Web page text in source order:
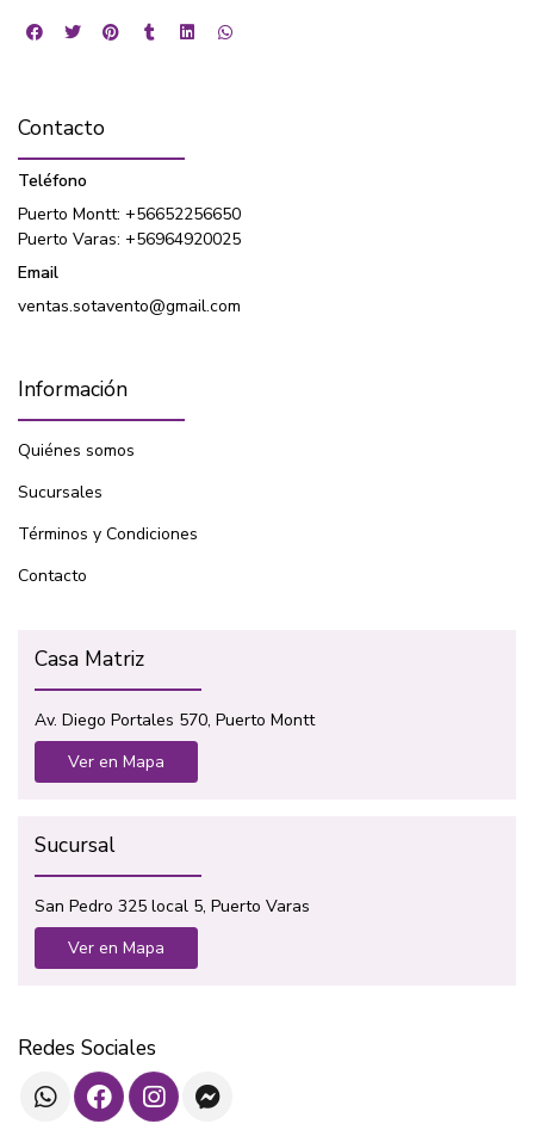
Contacto
Teléfono
Puerto Montt: +56652256650
Puerto Varas: +56964920025
Email
ventas.sotavento@gmail.com
Información
Quiénes somos
Sucursales
Términos y Condiciones
Contacto
Casa Matriz
Av. Diego Portales 570, Puerto Montt
Ver en Mapa
Sucursal
San Pedro 325 local 5, Puerto Varas
Ver en Mapa
Redes Sociales